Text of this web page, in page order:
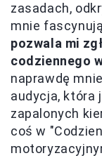
zasadach,
mnie
pozwala mi
codziennego
naprawdę
audycja, która
zapalonych
coś w